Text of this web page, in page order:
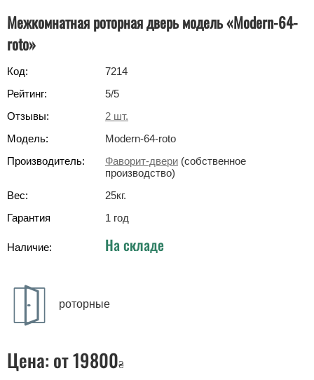
Межкомнатная роторная дверь модель «Modern-64-
roto»‎
Код:
7214
Рейтинг:
5/5
Отзывы:
2 шт.
Модель:
Modern-64-roto
Производитель:
Фаворит-двери (собственное
производство)
Вес:
25кг.
Гарантия
1 год
Наличие: На складе
роторные
Цена: от 19800₴